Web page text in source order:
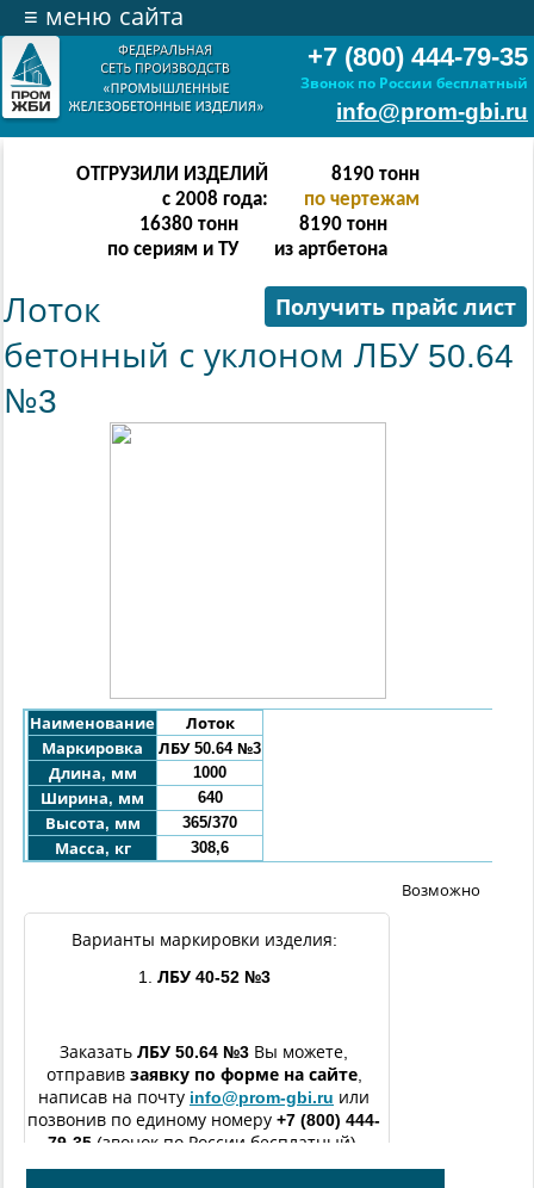
+7 (800) 444-79-35
Звонок по России бесплатный
info@prom-gbi.ru
≡ меню сайта
ОТГРУЗИЛИ ИЗДЕЛИЙ
с 2008 года:
16382тонн
по чертежам
32764 тонн
по сериям и ТУ
16382 тонн
из артбетона
Получить прайс лист
Лоток
бетонный с уклоном ЛБУ 50.64
№3
Наименование
Лоток
Маркировка
ЛБУ 50.64 №3
Длина, мм
1000
Ширина, мм
640
Высота, мм
365/370
Масса, кг
308,6
Варианты маркировки изделия:
1.
ЛБУ 40-52 №3
Заказать ЛБУ 50.64 №3 Вы можете,
отправив заявку по форме на сайте,
написав на почту info@prom-gbi.ru или
позвонив по единому номеру +7 (800) 444-
79-35 (звонок по России бесплатный).
Возможно